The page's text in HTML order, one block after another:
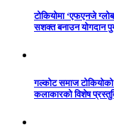
टोकियोमा ‘एफएनजे
सशक्त बनाउन योगदान
गल्कोट समाज टोकियोको
कलाकारको विशेष